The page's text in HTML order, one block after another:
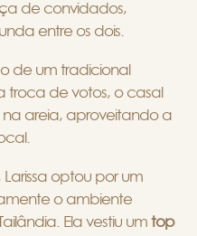
de convidados,
entre os dois.
de um tradicional
troca de votos, o casal
areia, aproveitando a
optou por um
o ambiente
Ela vestiu um top